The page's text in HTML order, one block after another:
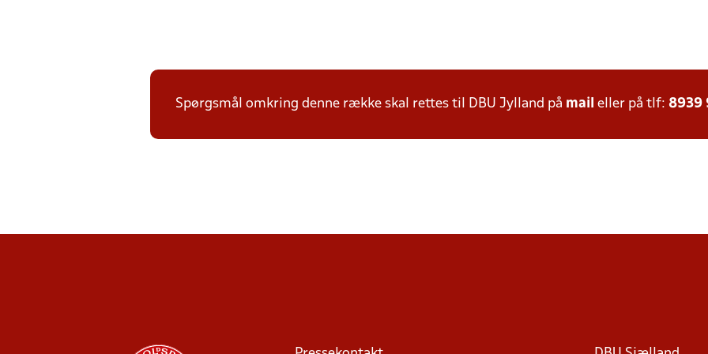
Spørgsmål omkring denne række skal rettes til DBU Jylland på mail eller på tlf: 8939